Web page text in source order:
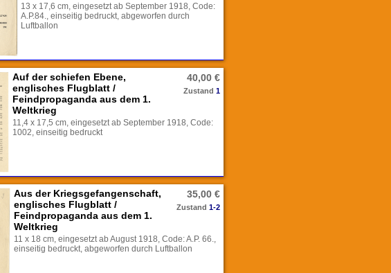
13 x 17,6 cm, eingesetzt ab September 1918, Code:
A.P.84., einseitig bedruckt, abgeworfen durch
Luftballon
40,00 €
Zustand1
Auf der schiefen Ebene,
englisches Flugblatt /
Feindpropaganda aus dem 1.
Weltkrieg
11,4 x 17,5 cm, eingesetzt ab September 1918, Code:
1002, einseitig bedruckt
35,00 €
Zustand1-2
Aus der Kriegsgefangenschaft,
englisches Flugblatt /
Feindpropaganda aus dem 1.
Weltkrieg
11 x 18 cm, eingesetzt ab August 1918, Code: A.P. 66.,
einseitig bedruckt, abgeworfen durch Luftballon